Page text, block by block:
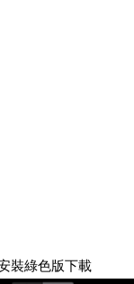
裝綠色版下載